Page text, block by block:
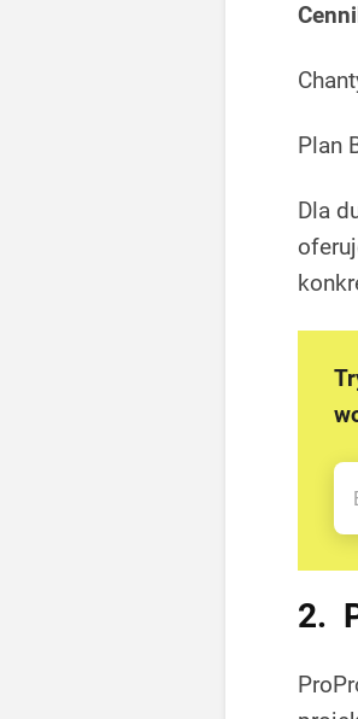
Plan
Dla
2.